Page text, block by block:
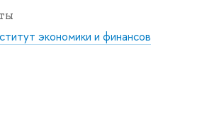
экономики и финансов